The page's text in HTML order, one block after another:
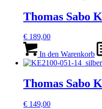
Thomas Sabo
€ 189,00
In den Warenkorb
Thomas Sabo
€ 149,00